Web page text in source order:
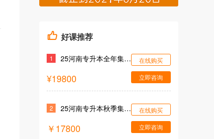
好课推荐
1 25河南专升本全年集训营
¥19800
在线购买
立即咨询
2 25河南专升本秋季集训营
￥17800
在线购买
立即咨询